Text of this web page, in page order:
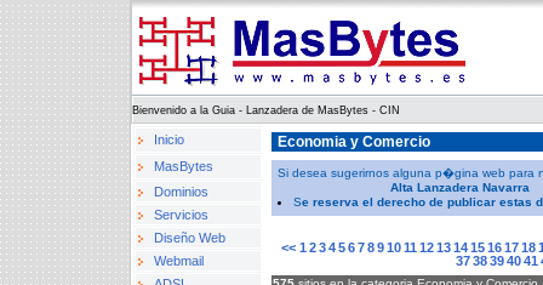
Bienvenido a la Guia - Lanzadera de MasBytes - CIN
Inicio
MasBytes
Dominios
Servicios
Diseño Web
Webmail
Economia y Comercio
Si desea sugerirnos alguna p�gina web para
Alta Lanzadera Navarra
Se reserva el derecho de publicar estas
<< 1 234567891011 12131415161718
3738394041